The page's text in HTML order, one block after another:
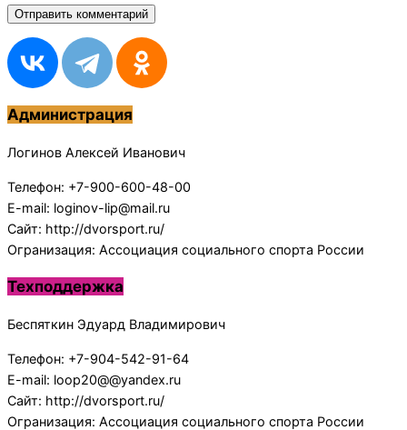
Администрация
Логинов Алексей Иванович
Телефон: +7-900-600-48-00
E-mail: loginov-lip@mail.ru
Сайт: http://dvorsport.ru/
Огранизация: Ассоциация социального спорта России
Техподдержка
Беспяткин Эдуард Владимирович
Телефон: +7-904-542-91-64
E-mail: loop20@@yandex.ru
Сайт: http://dvorsport.ru/
Огранизация: Ассоциация социального спорта России